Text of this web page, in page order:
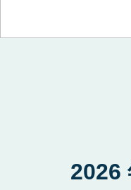
2026